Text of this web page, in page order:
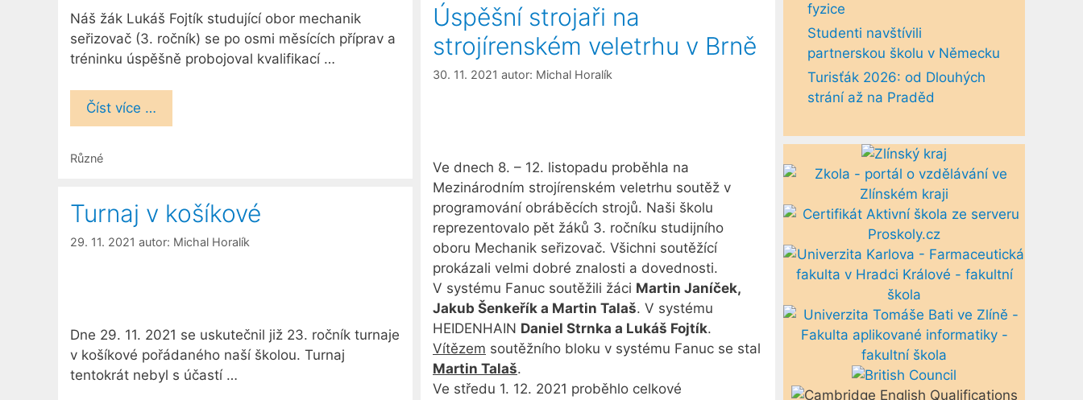
Náš žák Lukáš Fojtík studující obor mechanik
seřizovač (3. ročník) se po osmi měsících příprav a
tréninku úspěšně probojoval kvalifikací …
Číst více …
Rubriky
Různé
Úspěšní strojaři na
strojírenském veletrhu v Brně
30. 11. 2021 autor: Michal Horalík
Ve dnech 8. – 12. listopadu proběhla na
Mezinárodním strojírenském veletrhu soutěž v
programování obráběcích strojů. Naši školu
reprezentovalo pět žáků 3. ročníku studijního
oboru Mechanik seřizovač. Všichni soutěžící
prokázali velmi dobré znalosti a dovednosti.
V systému Fanuc soutěžili žáci Martin Janíček,
Jakub Šenkeřík a Martin Talaš. V systému
HEIDENHAIN Daniel Strnka a Lukáš Fojtík.
Vítězem soutěžního bloku v systému Fanuc se stal
Martin Talaš.
Ve středu 1. 12. 2021 proběhlo celkové
Turnaj v košíkové
29. 11. 2021 autor: Michal Horalík
Dne 29. 11. 2021 se uskutečnil již 23. ročník turnaje
v košíkové pořádaného naší školou. Turnaj
tentokrát nebyl s účastí …
fyzice
Studenti navštívili
partnerskou školu v Německu
Turisťák 2026: od Dlouhých
strání až na Praděd